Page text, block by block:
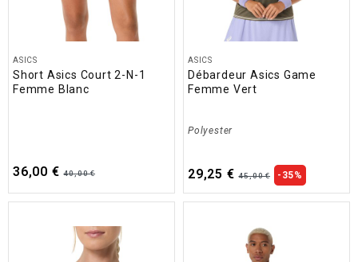
ASICS
Short Asics Court 2-N-1
Femme Blanc
36,00 € 40,00 €
ASICS
Débardeur Asics Game
Femme Vert
Polyester
29,25 € 45,00 € -35%